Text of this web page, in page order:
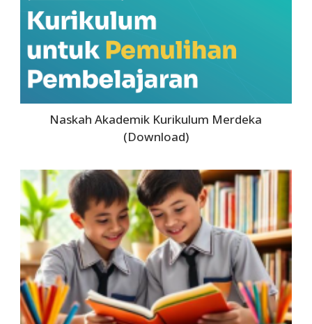
Naskah Akademik Kurikulum Merdeka
(Download)